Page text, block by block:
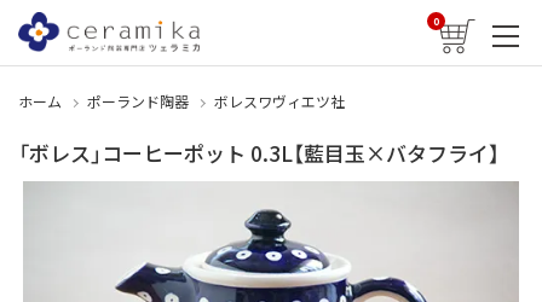
0
ホーム ポーランド陶器 ボレスワヴィエツ社
「ボレス」コーヒーポット 0.3L【藍目玉×バタフライ】